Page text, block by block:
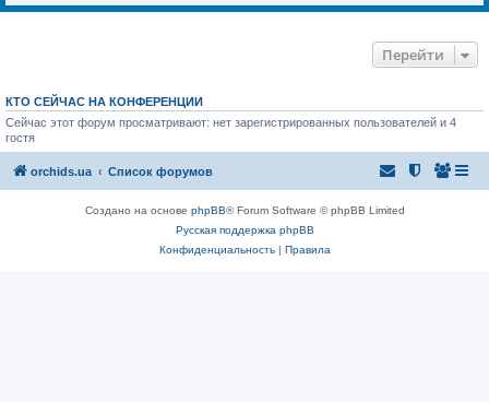
Перейти
КТО СЕЙЧАС НА КОНФЕРЕНЦИИ
Сейчас этот форум просматривают: нет зарегистрированных пользователей и 4
гостя
orchids.ua Список форумов
Создано на основе phpBB® Forum Software © phpBB Limited
Русская поддержка phpBB
Конфиденциальность| Правила